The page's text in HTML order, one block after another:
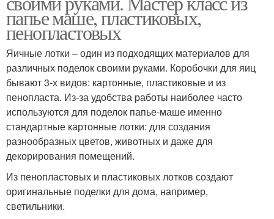
папье маше, пластиковых,
пенопластовых
Яичные лотки – один из подходящих материалов для
различных поделок своими руками. Коробочки для яиц
бывают 3-х видов: картонные, пластиковые и из
пенопласта. Из-за удобства работы наиболее часто
используются для поделок папье-маше именно
стандартные картонные лотки: для создания
разнообразных цветов, животных и даже для
декорирования помещений.
Из пенопластовых и пластиковых лотков создают
оригинальные поделки для дома, например,
светильники.